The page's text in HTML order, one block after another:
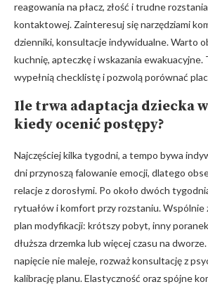
reagowania na płacz, złość i trudne
kontaktowej. Zainteresuj się narzędziami
dzienniki, konsultacje indywidualne. Warto
kuchnię, apteczkę i wskazania ewakuacyjne.
wypełnią checklistę i pozwolą porównać
Ile trwa adaptacja dziecka
kiedy ocenić postępy?
Najczęściej kilka tygodni, a tempo bywa
dni przynoszą falowanie emocji, dlatego
relacje z dorosłymi. Po około dwóch
rytuałów i komfort przy rozstaniu. Wspólnie
plan modyfikacji: krótszy pobyt, inny
dłuższa drzemka lub więcej czasu na
napięcie nie maleje, rozważ konsultację z
kalibrację planu. Elastyczność oraz spójne